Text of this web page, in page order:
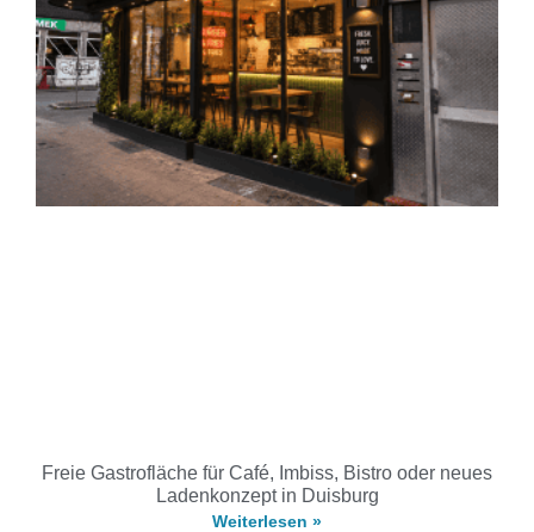
Freie Gastrofläche für Café, Imbiss, Bistro oder neues
Ladenkonzept in Duisburg
Weiterlesen »